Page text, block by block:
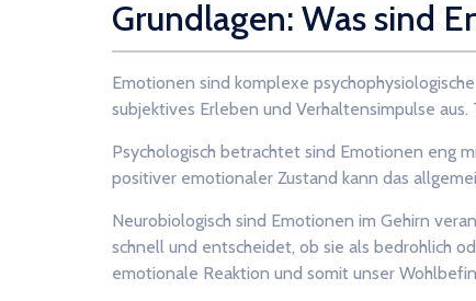
Grundlagen: Was sind
Emotionen sind komplexe
subjektives Erleben und Verhaltensimpulse
Psychologisch betrachtet sind Emotionen eng
positiver emotionaler Zustand kann das
Neurobiologisch sind Emotionen im Gehirn
schnell und entscheidet, ob sie als bedrohlich
emotionale Reaktion und somit unser